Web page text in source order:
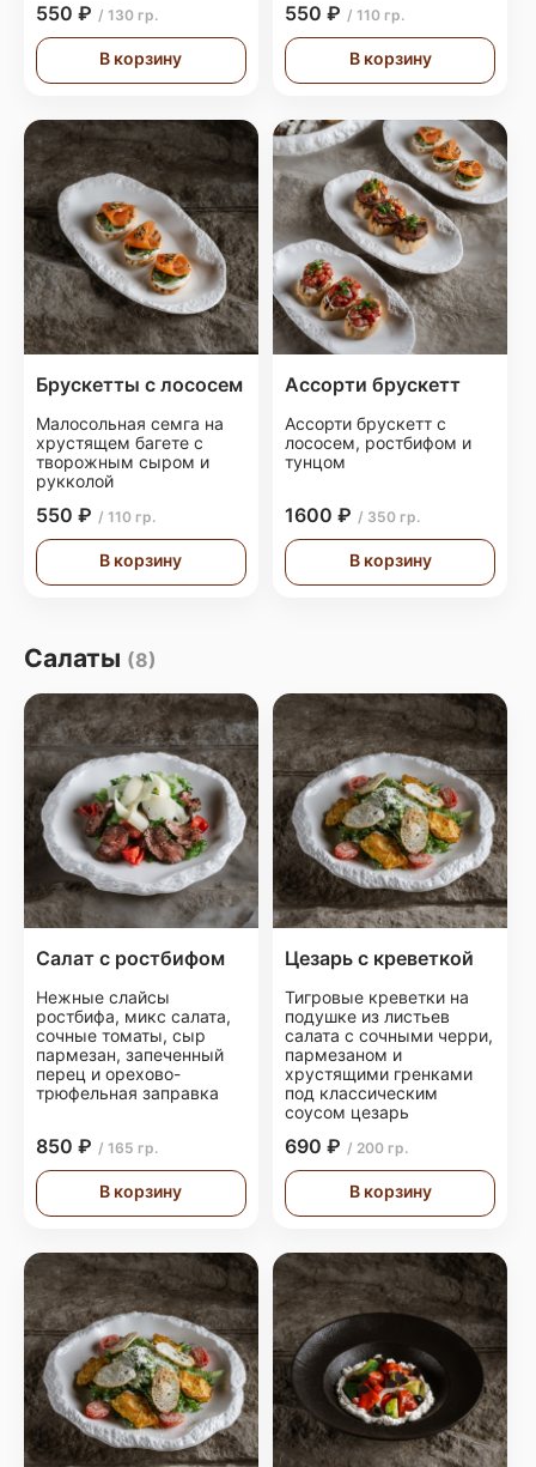
550 ₽ / 130 гр.
В корзину
550 ₽ / 110 гр.
В корзину
Брускетты с лососем
Малосольная семга на
хрустящем багете с
творожным сыром и
рукколой
550 ₽ / 110 гр.
В корзину
Ассорти брускетт
Ассорти брускетт с
лососем, ростбифом и
тунцом
1600 ₽ / 350 гр.
В корзину
Салаты (8)
Салат с ростбифом
Нежные слайсы
ростбифа, микс салата,
сочные томаты, сыр
пармезан, запеченный
перец и орехово-
трюфельная заправка
850 ₽ / 165 гр.
В корзину
Цезарь с креветкой
Тигровые креветки на
подушке из листьев
салата с сочными черри,
пармезаном и
хрустящими гренками
под классическим
соусом цезарь
690 ₽ / 200 гр.
В корзину